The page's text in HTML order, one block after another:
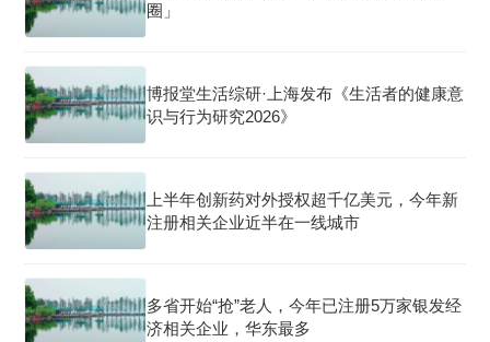
圈」
博报堂生活综研·上海发布《生活者的健康意
识与行为研究2026》
上半年创新药对外授权超千亿美元，今年新
注册相关企业近半在一线城市
多省开始“抢”老人，今年已注册5万家银发经
济相关企业，华东最多